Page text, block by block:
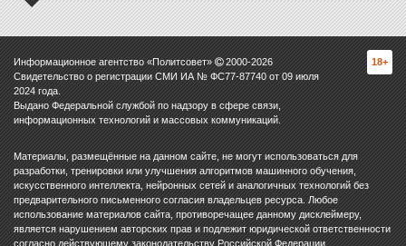
Информационное агентство «Политсовет» 2000-2026
Свидетельство о регистрации СМИ ИА № ФС77-87740 от 09 июля
2024 года.
Выдано Федеральной службой по надзору в сфере связи,
информационных технологий и массовых коммуникаций.
18+
Материалы, размещённые на данном сайте, не могут использоваться для
разработки, тренировки или улучшения алгоритмов машинного обучения,
искусственного интеллекта, нейронных сетей и аналогичных технологий без
предварительного письменного согласия владельцев ресурса. Любое
использование материалов сайта, противоречащее данному дисклеймеру,
является нарушением авторских прав и подлежит юридической ответственности
согласно действующему законодательству Российской Федерации.